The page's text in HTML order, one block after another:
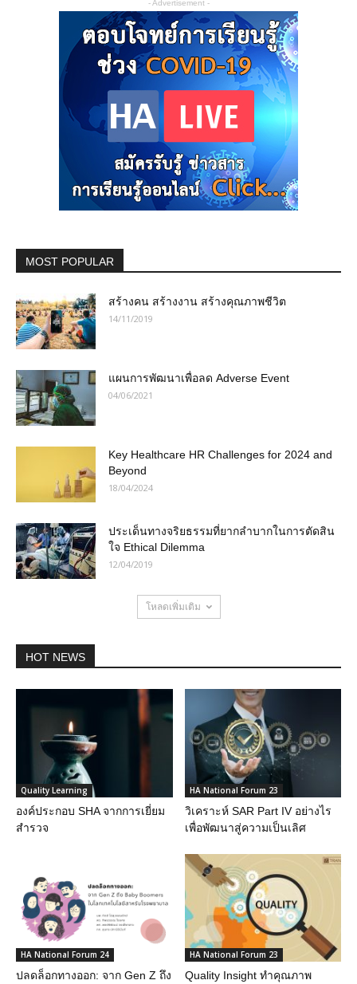
- Advertisement -
MOST POPULAR
สร้างคน สร้างงาน สร้างคุณภาพชีวิต
14/11/2019
แผนการพัฒนาเพื่อลด Adverse Event
04/06/2021
Key Healthcare HR Challenges for 2024 and
Beyond
18/04/2024
ประเด็นทางจริยธรรมที่ยากลำบากในการตัดสิน
ใจ Ethical Dilemma
12/04/2019
โหลดเพิ่มเติม
HOT NEWS
Quality Learning
องค์ประกอบ SHA จากการเยี่ยม
สำรวจ
HA National Forum 23
วิเคราะห์ SAR Part IV อย่างไร
เพื่อพัฒนาสู่ความเป็นเลิศ
HA National Forum 24
ปลดล็อกทางออก: จาก Gen Z ถึง
HA National Forum 23
Quality Insight ทำคุณภาพ